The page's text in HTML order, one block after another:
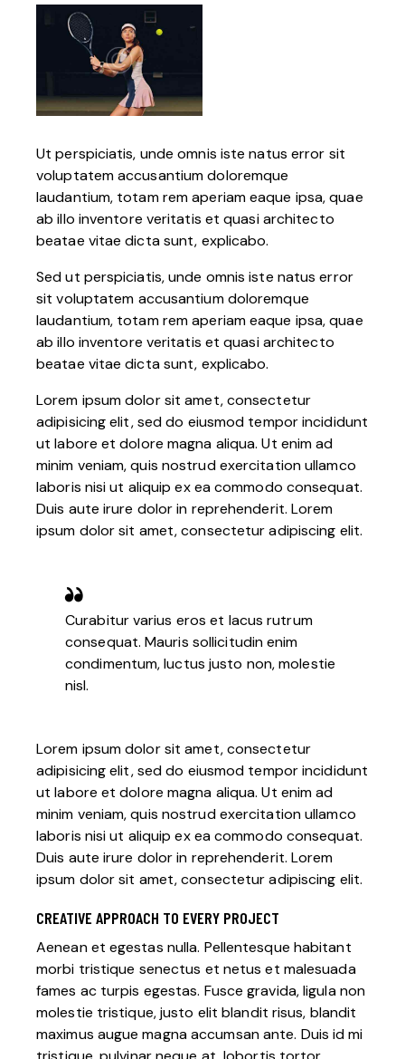
Ut perspiciatis, unde omnis iste natus error sit
voluptatem accusantium doloremque
laudantium, totam rem aperiam eaque ipsa, quae
ab illo inventore veritatis et quasi architecto
beatae vitae dicta sunt, explicabo.
Sed ut perspiciatis, unde omnis iste natus error
sit voluptatem accusantium doloremque
laudantium, totam rem aperiam eaque ipsa, quae
ab illo inventore veritatis et quasi architecto
beatae vitae dicta sunt, explicabo.
Lorem ipsum dolor sit amet, consectetur
adipisicing elit, sed do eiusmod tempor incididunt
ut labore et dolore magna aliqua. Ut enim ad
minim veniam, quis nostrud exercitation ullamco
laboris nisi ut aliquip ex ea commodo consequat.
Duis aute irure dolor in reprehenderit. Lorem
ipsum dolor sit amet, consectetur adipiscing elit.
Curabitur varius eros et lacus rutrum
consequat. Mauris sollicitudin enim
condimentum, luctus justo non, molestie
nisl.
Lorem ipsum dolor sit amet, consectetur
adipisicing elit, sed do eiusmod tempor incididunt
ut labore et dolore magna aliqua. Ut enim ad
minim veniam, quis nostrud exercitation ullamco
laboris nisi ut aliquip ex ea commodo consequat.
Duis aute irure dolor in reprehenderit. Lorem
ipsum dolor sit amet, consectetur adipiscing elit.
CREATIVE APPROACH TO EVERY PROJECT
Aenean et egestas nulla. Pellentesque habitant
morbi tristique senectus et netus et malesuada
fames ac turpis egestas. Fusce gravida, ligula non
molestie tristique, justo elit blandit risus, blandit
maximus augue magna accumsan ante. Duis id mi